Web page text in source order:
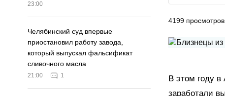
23:00
Челябинский суд впервые
приостановил работу завода,
который выпускал фальсификат
сливочного масла
21:00 1
4199 просмотров
В этом году
заработали